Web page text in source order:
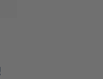
0 von 5 Sternen